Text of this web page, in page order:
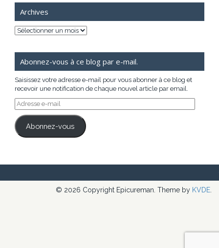
Archives
Archives
Abonnez-vous à ce blog par e-mail.
Saisissez votre adresse e-mail pour vous abonner à ce blog et
recevoir une notification de chaque nouvel article par email.
Adresse
e-
mail
Abonnez-vous
© 2026 Copyright Epicureman. Theme by KVDE.